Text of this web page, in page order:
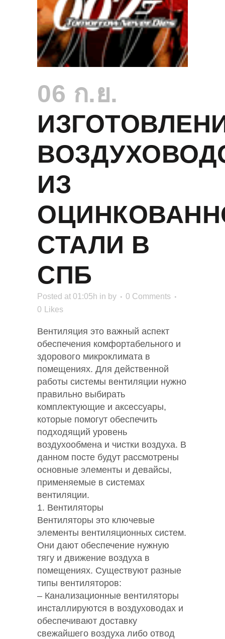
06 ก.ย.
ИЗ
СТАЛИ В
СПБ
Posted at 01:05h in by
0 Comments
0
Likes
Вентиляция это важный аспект
обеспечения комфортабельного и
здорового микроклимата в
помещениях. Для действенной
работы системы вентиляции нужно
правильно выбирать
комплектующие и аксессуары,
которые помогут обеспечить
подходящий уровень
воздухообмена и чистки воздуха. В
данном посте будут рассмотрены
основные элементы и девайсы,
применяемые в системах
вентиляции.
1. Вентиляторы
Вентиляторы это ключевые
элементы вентиляционных систем.
Они дают обеспечение нужную
тягу и движение воздуха в
помещениях. Существуют разные
типы вентиляторов:
– Канализационные вентиляторы
инсталлируются в воздуховодах и
обеспечивают доставку
свежайшего воздуха либо отвод